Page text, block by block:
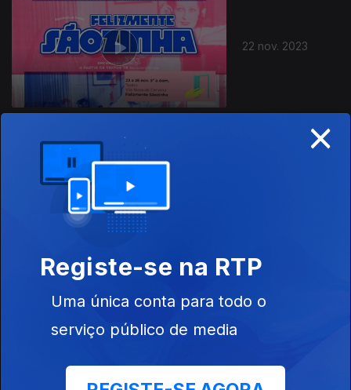
22 nov. 2023
×
Registe-se na RTP
Uma única conta para todo o
serviço público de media